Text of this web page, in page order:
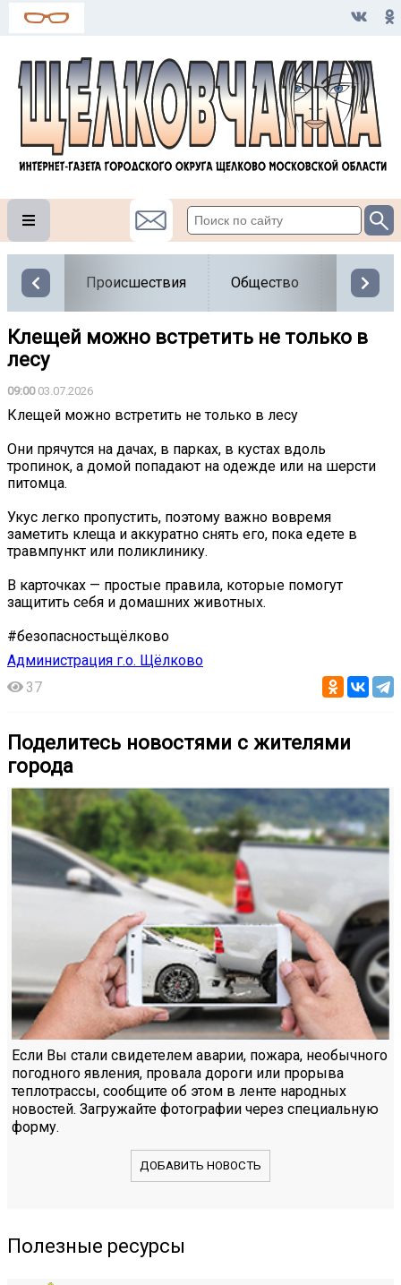
Происшествия Общество Власть
Клещей можно встретить не только в
лесу
09:0003.07.2026
Клещей можно встретить не только в лесу
Они прячутся на дачах, в парках, в кустах вдоль
тропинок, а домой попадают на одежде или на шерсти
питомца.
Укус легко пропустить, поэтому важно вовремя
заметить клеща и аккуратно снять его, пока едете в
травмпункт или поликлинику.
В карточках — простые правила, которые помогут
защитить себя и домашних животных.
#безопасностьщёлково
Администрация г.о. Щёлково
37
Поделитесь новостями с жителями
города
Если Вы стали свидетелем аварии, пожара, необычного
погодного явления, провала дороги или прорыва
теплотрассы, сообщите об этом в ленте народных
новостей. Загружайте фотографии через специальную
форму.
ДОБАВИТЬ НОВОСТЬ
Полезные ресурсы